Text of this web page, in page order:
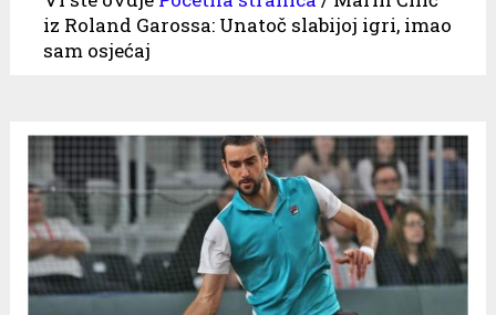
iz Roland Garossa: Unatoč slabijoj igri, imao
sam osjećaj